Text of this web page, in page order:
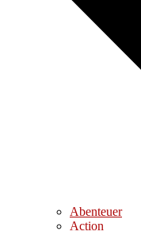
Abenteuer
Action